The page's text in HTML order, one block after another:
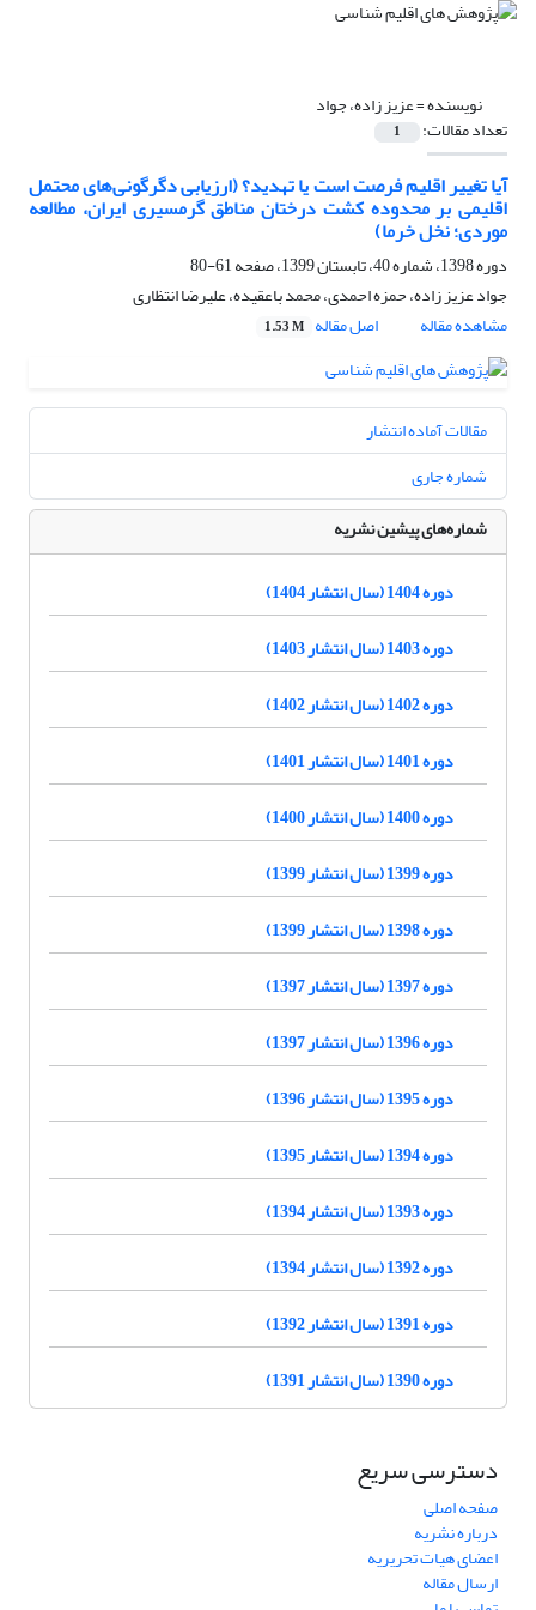
نویسنده =عزیز زاده، جواد
تعداد مقالات: 1
آیا تغییر اقلیم فرصت است یا تهدید؟ (ارزیابی دگرگونی‌های محتمل
اقلیمی بر محدوده کشت درختان مناطق گرمسیری ایران، مطالعه
موردی؛ نخل خرما)
دوره 1398، شماره 40، تابستان 1399، صفحه
61-80
جواد عزیز زاده، حمزه احمدی، محمد باعقیده، علیرضا انتظاری
مشاهده مقاله
اصل مقاله 1.53 M
مقالات آماده انتشار
شماره جاری
شماره‌های پیشین نشریه
دوره 1404 (سال انتشار 1404)
دوره 1403 (سال انتشار 1403)
دوره 1402 (سال انتشار 1402)
دوره 1401 (سال انتشار 1401)
دوره 1400 (سال انتشار 1400)
دوره 1399 (سال انتشار 1399)
دوره 1398 (سال انتشار 1399)
دوره 1397 (سال انتشار 1397)
دوره 1396 (سال انتشار 1397)
دوره 1395 (سال انتشار 1396)
دوره 1394 (سال انتشار 1395)
دوره 1393 (سال انتشار 1394)
دوره 1392 (سال انتشار 1394)
دوره 1391 (سال انتشار 1392)
دوره 1390 (سال انتشار 1391)
دسترسی سریع
صفحه اصلی
درباره نشریه
اعضای هیات تحریریه
ارسال مقاله